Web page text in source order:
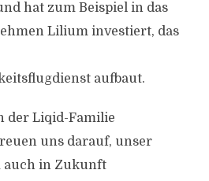
hat zum Beispiel in das
Lilium investiert, das
aufbaut.
der Liqid-Familie
uns darauf, unser
auch in Zukunft